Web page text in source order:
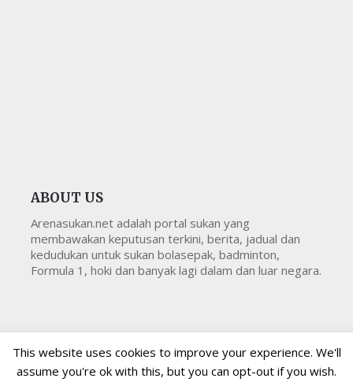
ABOUT US
Arenasukan.net adalah portal sukan yang
membawakan keputusan terkini, berita, jadual dan
kedudukan untuk sukan bolasepak, badminton,
Formula 1, hoki dan banyak lagi dalam dan luar negara.
Copyright © 2026ArenasukanAll Right ReservedArenasukan
This website uses cookies to improve your experience. We'll
assume you're ok with this, but you can opt-out if you wish.